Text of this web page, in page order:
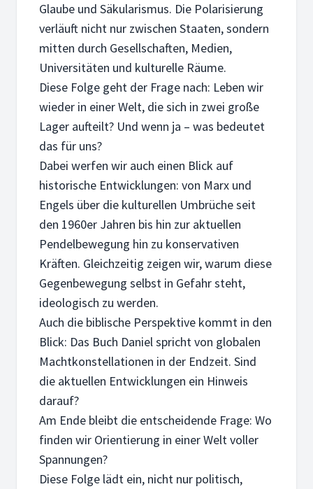
Glaube und Säkularismus. Die Polarisierung
verläuft nicht nur zwischen Staaten, sondern
mitten durch Gesellschaften, Medien,
Universitäten und kulturelle Räume.
Diese Folge geht der Frage nach: Leben wir
wieder in einer Welt, die sich in zwei große
Lager aufteilt? Und wenn ja – was bedeutet
das für uns?
Dabei werfen wir auch einen Blick auf
historische Entwicklungen: von Marx und
Engels über die kulturellen Umbrüche seit
den 1960er Jahren bis hin zur aktuellen
Pendelbewegung hin zu konservativen
Kräften. Gleichzeitig zeigen wir, warum diese
Gegenbewegung selbst in Gefahr steht,
ideologisch zu werden.
Auch die biblische Perspektive kommt in den
Blick: Das Buch Daniel spricht von globalen
Machtkonstellationen in der Endzeit. Sind
die aktuellen Entwicklungen ein Hinweis
darauf?
Am Ende bleibt die entscheidende Frage: Wo
finden wir Orientierung in einer Welt voller
Spannungen?
Diese Folge lädt ein, nicht nur politisch,